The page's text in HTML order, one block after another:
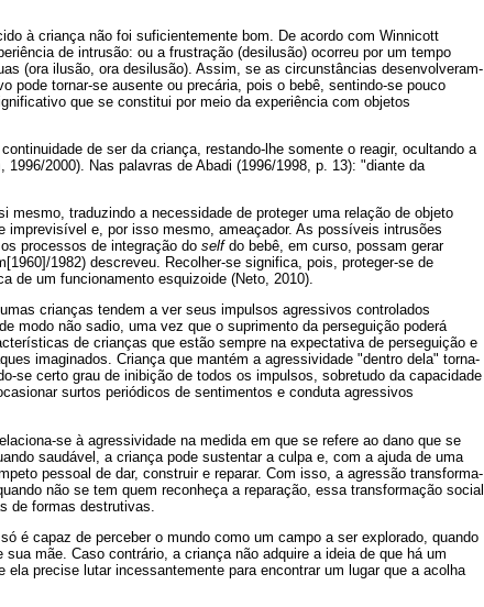
à criança não foi suficientemente bom. De acordo com Winnicott
de intrusão: ou a frustração (desilusão) ocorreu por um tempo
(ora ilusão, ora desilusão). Assim, se as circunstâncias desenvolveram-
pode tornar-se ausente ou precária, pois o bebê, sentindo-se pouco
que se constitui por meio da experiência com objetos
de ser da criança, restando-lhe somente o reagir, ocultando a
1996/2000). Nas palavras de Abadi (1996/1998, p. 13): "diante da
mesmo, traduzindo a necessidade de proteger uma relação de objeto
e, por isso mesmo, ameaçador. As possíveis intrusões
processos de integração do selfdo bebê, em curso, possam gerar
1982) descreveu. Recolher-se significa, pois, proteger-se de
de um funcionamento esquizoide (Neto, 2010).
crianças tendem a ver seus impulsos agressivos controlados
modo não sadio, uma vez que o suprimento da perseguição poderá
de crianças que estão sempre na expectativa de perseguição e
imaginados. Criança que mantém a agressividade "dentro dela" torna-
se certo grau de inibição de todos os impulsos, sobretudo da capacidade
surtos periódicos de sentimentos e conduta agressivos
se à agressividade na medida em que se refere ao dano que se
saudável, a criança pode sustentar a culpa e, com a ajuda de uma
pessoal de dar, construir e reparar. Com isso, a agressão transforma-
não se tem quem reconheça a reparação, essa transformação social
de formas destrutivas.
é capaz de perceber o mundo como um campo a ser explorado, quando
mãe. Caso contrário, a criança não adquire a ideia de que há um
precise lutar incessantemente para encontrar um lugar que a acolha